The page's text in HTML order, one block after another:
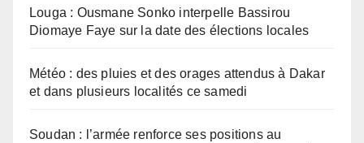
Louga : Ousmane Sonko interpelle Bassirou
Diomaye Faye sur la date des élections locales
Météo : des pluies et des orages attendus à Dakar
et dans plusieurs localités ce samedi
Soudan : l’armée renforce ses positions au